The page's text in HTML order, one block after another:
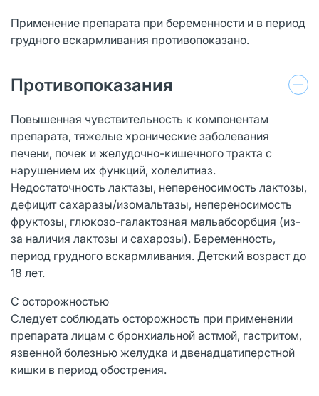
Применение препарата при беременности и в период
грудного вскармливания противопоказано.
Противопоказания
Повышенная чувствительность к компонентам
препарата, тяжелые хронические заболевания
печени, почек и желудочно-кишечного тракта с
нарушением их функций, холелитиаз.
Недостаточность лактазы, непереносимость лактозы,
дефицит сахаразы/изомальтазы, непереносимость
фруктозы, глюкозо-галактозная мальабсорбция (из-
за наличия лактозы и сахарозы). Беременность,
период грудного вскармливания. Детский возраст до
18 лет.
С осторожностью
Следует соблюдать осторожность при применении
препарата лицам с бронхиальной астмой, гастритом,
язвенной болезнью желудка и двенадцатиперстной
кишки в период обострения.